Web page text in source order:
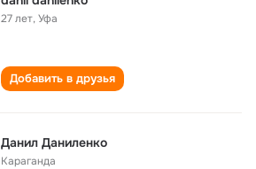
27 лет,Уфа
Добавить в друзья
Данил Даниленко
Караганда